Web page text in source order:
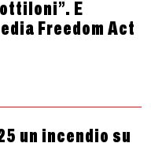
E
Freedom Act
un incendio su